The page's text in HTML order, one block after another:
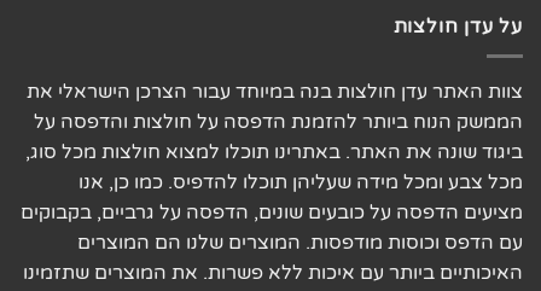
על עדן חולצות
צוות האתר עדן חולצות בנה במיוחד עבור הצרכן הישראלי את
הממשק הנוח ביותר להזמנת הדפסה על חולצות והדפסה על
ביגוד שונה את האתר. באתרינו תוכלו למצוא חולצות מכל סוג,
מכל צבע ומכל מידה שעליהן תוכלו להדפיס. כמו כן, אנו
מציעים הדפסה על כובעים שונים, הדפסה על גרביים, בקבוקים
עם הדפס וכוסות מודפסות. המוצרים שלנו הם המוצרים
האיכותיים ביותר עם איכות ללא פשרות. את המוצרים שתזמינו